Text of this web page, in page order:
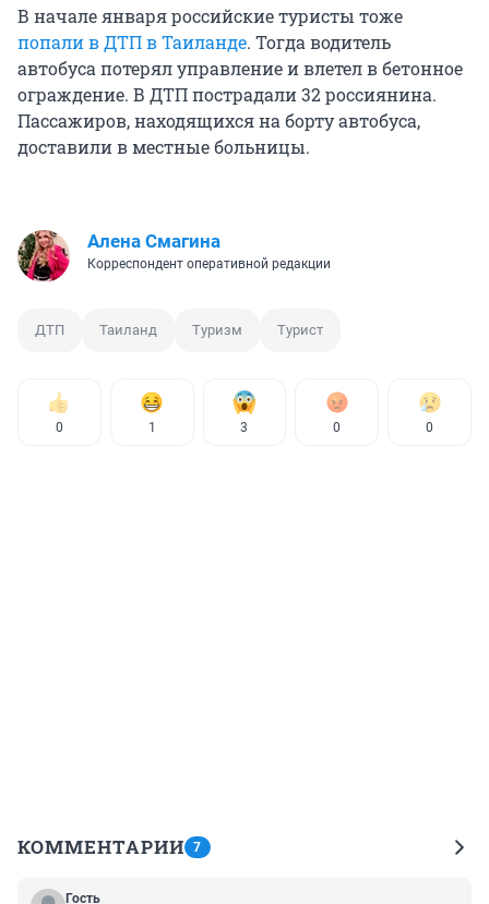
В начале января российские туристы тоже
попали в ДТП в Таиланде. Тогда водитель
автобуса потерял управление и влетел в бетонное
ограждение. В ДТП пострадали 32 россиянина.
Пассажиров, находящихся на борту автобуса,
доставили в местные больницы.
Алена Смагина
Корреспондент оперативной редакции
ДТП Таиланд Туризм Турист
0 1 3 0 0
КОММЕНТАРИИ 7
Гость